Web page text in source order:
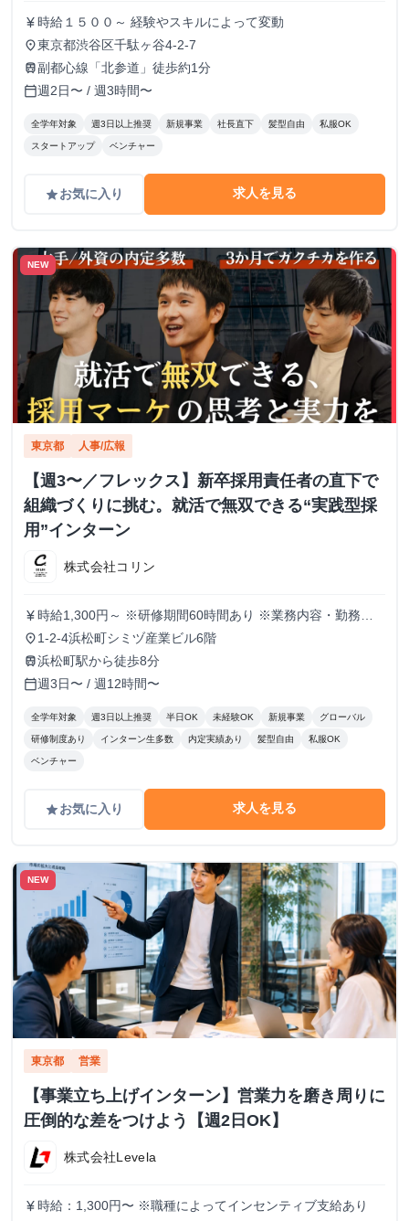
currency_yen 時給１５００～ 経験やスキルによって変動
place東京都渋谷区千駄ヶ谷4-2-7
train副都心線「北参道」徒歩約1分
calendar_today週2日〜 / 週3時間〜
全学年対象 週3日以上推奨 新規事業 社長直下 髪型自由 私服OK
スタートアップ ベンチャー
gradeお気に入り 求人を見る
NEW
東京都 人事/広報
【週3〜／フレックス】新卒採用責任者の直下で
組織づくりに挑む。就活で無双できる“実践型採
用”インターン
株式会社コリン
currency_yen 時給1,300円～ ※研修期間60時間あり ※業務内容・勤務状
況により決定
place 1-2-4浜松町シミヅ産業ビル6階
train浜松町駅から徒歩8分
calendar_today週3日〜 / 週12時間〜
全学年対象 週3日以上推奨 半日OK 未経験OK 新規事業 グローバル
研修制度あり インターン生多数 内定実績あり 髪型自由 私服OK
ベンチャー
gradeお気に入り 求人を見る
NEW
東京都 営業
【事業立ち上げインターン】営業力を磨き周りに
圧倒的な差をつけよう【週2日OK】
株式会社Levela
currency_yen 時給：1,300円〜 ※職種によってインセンティブ支給あり